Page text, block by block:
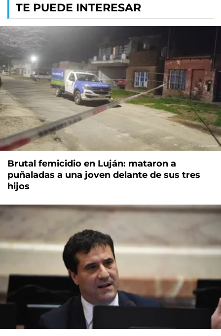
TE PUEDE INTERESAR
Brutal femicidio en Luján: mataron a
puñaladas a una joven delante de sus tres
hijos